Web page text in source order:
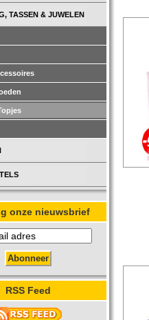
TASSEN & JUWELEN
onze nieuwsbrief
RSS Feed